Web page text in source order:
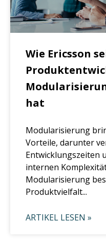
Wie Ericsson
hat
Modularisierung
Vorteile, darunter
Entwicklungszeiten
internen
Modularisierung
Produktvielfalt...
ARTIKEL LESEN »